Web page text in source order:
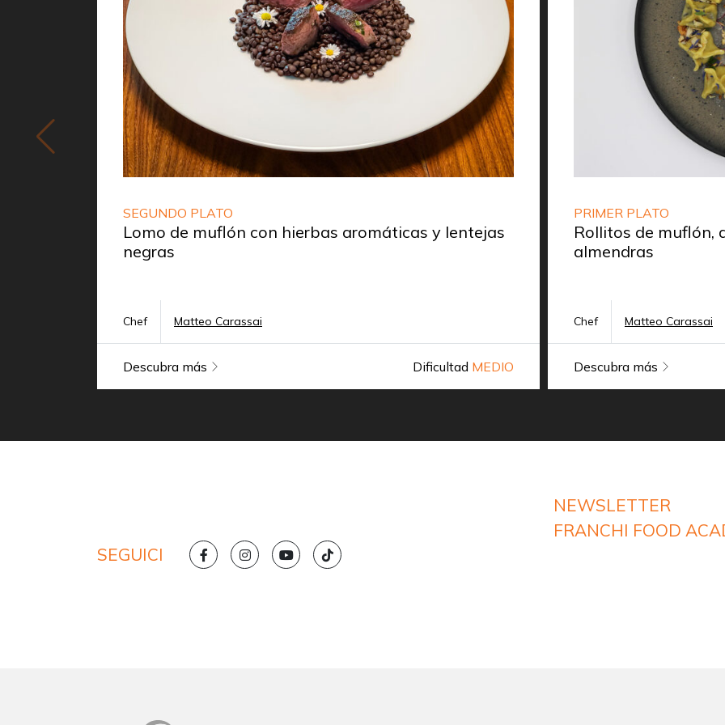
SEGUNDO PLATO
Lomo de muflón con hierbas aromáticas y lentejas
negras
Chef Matteo Carassai
Descubra más Dificultad MEDIO
PRIMER PLATO
Rollitos de muflón,
almendras
Chef Matteo Carassai
Descubra más
SEGUICI
NEWSLETTER
FRANCHI FOOD